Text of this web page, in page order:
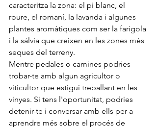
caracteritza la zona: el pi blanc, el
roure, el romaní, la lavanda i algunes
plantes aromàtiques com ser la farigola
i la sàlvia que creixen en les zones més
seques del terreny.
Mentre pedales o camines podries
trobar-te amb algun agricultor o
viticultor que estigui treballant en les
vinyes. Si tens l'oportunitat, podries
detenir-te i conversar amb ells per a
aprendre més sobre el procés de